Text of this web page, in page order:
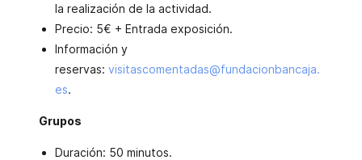
la realización de la actividad.
Precio: 5€ + Entrada exposición.
Información y
reservas: visitascomentadas@fundacionbancaja.
es.
Grupos
Duración: 50 minutos.